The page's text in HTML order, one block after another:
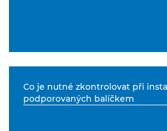
Co je nutné zkontrolovat při
podporovaných balíčkem